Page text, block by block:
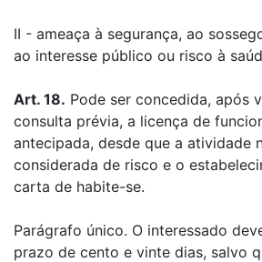
II - ameaça à segurança, ao
ao interesse público ou risco à
Art. 18. Pode ser concedida, após
consulta prévia, a licença de
antecipada, desde que a atividade
considerada de risco e o
carta de habite-se.
Parágrafo único. O interessado
prazo de cento e vinte dias, salvo